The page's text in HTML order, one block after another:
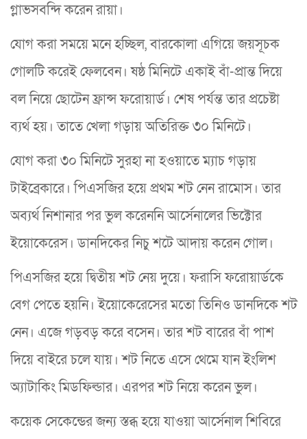
গ্লাভসবন্দি করেন রায়া।
যোগ করা সময়ে মনে হচ্ছিল, বারকোলা এগিয়ে জয়সূচক
গোলটি করেই ফেলবেন। ষষ্ঠ মিনিটে একাই বাঁ-প্রান্ত দিয়ে
বল নিয়ে ছোটেন ফ্রান্স ফরোয়ার্ড। শেষ পর্যন্ত তার প্রচেষ্টা
ব্যর্থ হয়। তাতে খেলা গড়ায় অতিরিক্ত ৩০ মিনিটে।
যোগ করা ৩০ মিনিটে সুরহা না হওয়াতে ম্যাচ গড়ায়
টাইব্রেকারে। পিএসজির হয়ে প্রথম শট নেন রামোস। তার
অব্যর্থ নিশানার পর ভুল করেননি আর্সেনালের ভিক্টোর
ইয়োকেরেস। ডানদিকের নিচু শটে আদায় করেন গোল।
পিএসজির হয়ে দ্বিতীয় শট নেয় দুয়ে। ফরাসি ফরোয়ার্ডকে
বেগ পেতে হয়নি। ইয়োকেরেসের মতো তিনিও ডানদিকে শট
নেন। এজে গড়বড় করে বসেন। তার শট বারের বাঁ পাশ
দিয়ে বাইরে চলে যায়। শট নিতে এসে থেমে যান ইংলিশ
অ্যাটাকিং মিডফিল্ডার। এরপর শট নিয়ে করেন ভুল।
কয়েক সেকেন্ডের জন্য স্তব্ধ হয়ে যাওয়া আর্সেনাল শিবিরে